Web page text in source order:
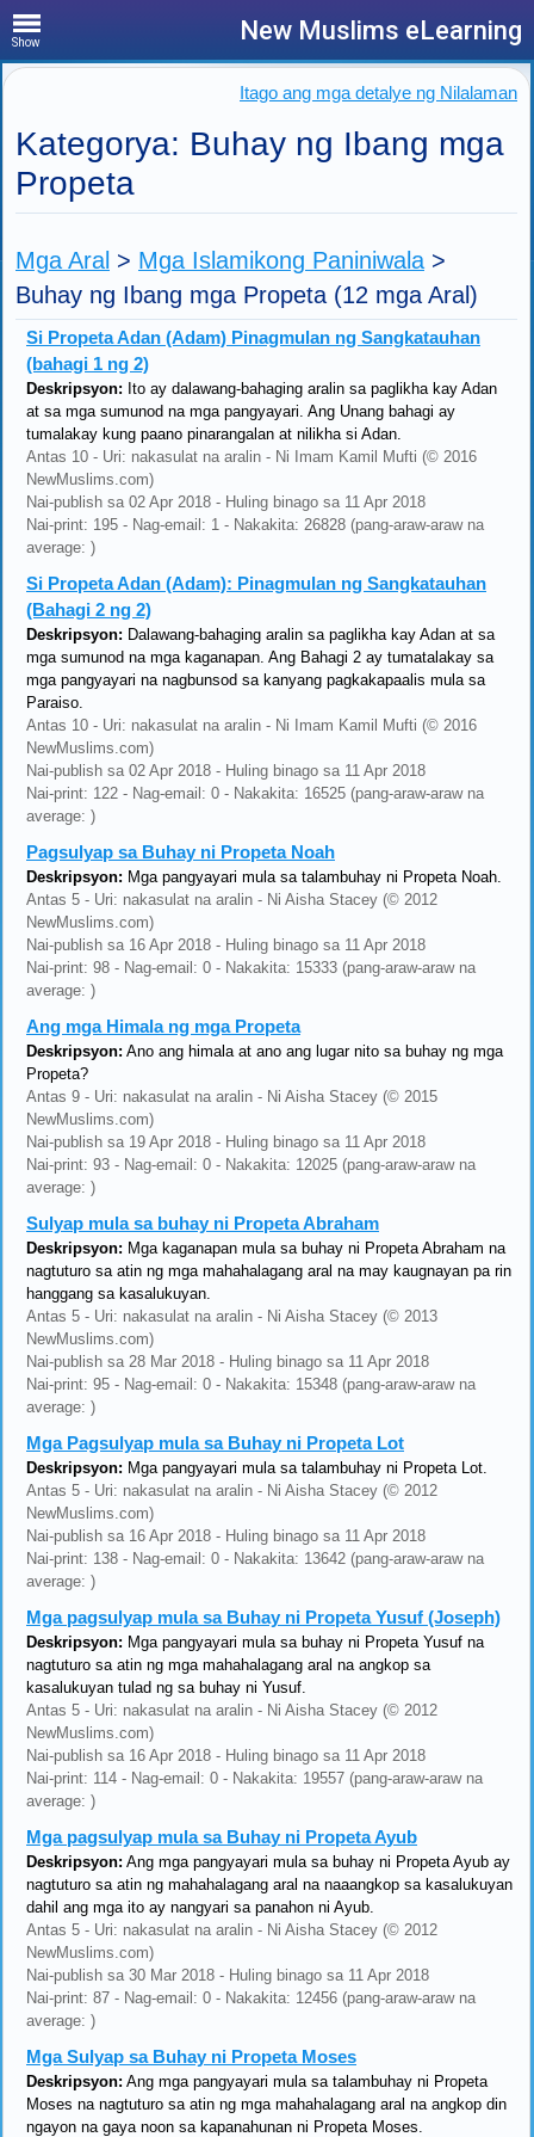
Show New Muslims eLearning
Itago ang mga detalye ng Nilalaman
Kategorya: Buhay ng Ibang mga
Propeta
Mga Aral > Mga Islamikong Paniniwala >
Buhay ng Ibang mga Propeta (12 mga Aral)
Si Propeta Adan (Adam) Pinagmulan ng Sangkatauhan
(bahagi 1 ng 2)
Deskripsyon: Ito ay dalawang-bahaging aralin sa paglikha kay Adan
at sa mga sumunod na mga pangyayari. Ang Unang bahagi ay
tumalakay kung paano pinarangalan at nilikha si Adan.
Antas 10 - Uri: nakasulat na aralin - Ni Imam Kamil Mufti (© 2016
NewMuslims.com)
Nai-publish sa 02 Apr 2018 - Huling binago sa 11 Apr 2018
Nai-print: 195 - Nag-email: 1 - Nakakita: 26828 (pang-araw-araw na
average: )
Si Propeta Adan (Adam): Pinagmulan ng Sangkatauhan
(Bahagi 2 ng 2)
Deskripsyon: Dalawang-bahaging aralin sa paglikha kay Adan at sa
mga sumunod na mga kaganapan. Ang Bahagi 2 ay tumatalakay sa
mga pangyayari na nagbunsod sa kanyang pagkakapaalis mula sa
Paraiso.
Antas 10 - Uri: nakasulat na aralin - Ni Imam Kamil Mufti (© 2016
NewMuslims.com)
Nai-publish sa 02 Apr 2018 - Huling binago sa 11 Apr 2018
Nai-print: 122 - Nag-email: 0 - Nakakita: 16525 (pang-araw-araw na
average: )
Pagsulyap sa Buhay ni Propeta Noah
Deskripsyon: Mga pangyayari mula sa talambuhay ni Propeta Noah.
Antas 5 - Uri: nakasulat na aralin - Ni Aisha Stacey (© 2012
NewMuslims.com)
Nai-publish sa 16 Apr 2018 - Huling binago sa 11 Apr 2018
Nai-print: 98 - Nag-email: 0 - Nakakita: 15333 (pang-araw-araw na
average: )
Ang mga Himala ng mga Propeta
Deskripsyon: Ano ang himala at ano ang lugar nito sa buhay ng mga
Propeta?
Antas 9 - Uri: nakasulat na aralin - Ni Aisha Stacey (© 2015
NewMuslims.com)
Nai-publish sa 19 Apr 2018 - Huling binago sa 11 Apr 2018
Nai-print: 93 - Nag-email: 0 - Nakakita: 12025 (pang-araw-araw na
average: )
Sulyap mula sa buhay ni Propeta Abraham
Deskripsyon: Mga kaganapan mula sa buhay ni Propeta Abraham na
nagtuturo sa atin ng mga mahahalagang aral na may kaugnayan pa rin
hanggang sa kasalukuyan.
Antas 5 - Uri: nakasulat na aralin - Ni Aisha Stacey (© 2013
NewMuslims.com)
Nai-publish sa 28 Mar 2018 - Huling binago sa 11 Apr 2018
Nai-print: 95 - Nag-email: 0 - Nakakita: 15348 (pang-araw-araw na
average: )
Mga Pagsulyap mula sa Buhay ni Propeta Lot
Deskripsyon: Mga pangyayari mula sa talambuhay ni Propeta Lot.
Antas 5 - Uri: nakasulat na aralin - Ni Aisha Stacey (© 2012
NewMuslims.com)
Nai-publish sa 16 Apr 2018 - Huling binago sa 11 Apr 2018
Nai-print: 138 - Nag-email: 0 - Nakakita: 13642 (pang-araw-araw na
average: )
Mga pagsulyap mula sa Buhay ni Propeta Yusuf (Joseph)
Deskripsyon: Mga pangyayari mula sa buhay ni Propeta Yusuf na
nagtuturo sa atin ng mga mahahalagang aral na angkop sa
kasalukuyan tulad ng sa buhay ni Yusuf.
Antas 5 - Uri: nakasulat na aralin - Ni Aisha Stacey (© 2012
NewMuslims.com)
Nai-publish sa 16 Apr 2018 - Huling binago sa 11 Apr 2018
Nai-print: 114 - Nag-email: 0 - Nakakita: 19557 (pang-araw-araw na
average: )
Mga pagsulyap mula sa Buhay ni Propeta Ayub
Deskripsyon: Ang mga pangyayari mula sa buhay ni Propeta Ayub ay
nagtuturo sa atin ng mahahalagang aral na naaangkop sa kasalukuyan
dahil ang mga ito ay nangyari sa panahon ni Ayub.
Antas 5 - Uri: nakasulat na aralin - Ni Aisha Stacey (© 2012
NewMuslims.com)
Nai-publish sa 30 Mar 2018 - Huling binago sa 11 Apr 2018
Nai-print: 87 - Nag-email: 0 - Nakakita: 12456 (pang-araw-araw na
average: )
Mga Sulyap sa Buhay ni Propeta Moses
Deskripsyon: Ang mga pangyayari mula sa talambuhay ni Propeta
Moses na nagtuturo sa atin ng mga mahahalagang aral na angkop din
ngayon na gaya noon sa kapanahunan ni Propeta Moses.